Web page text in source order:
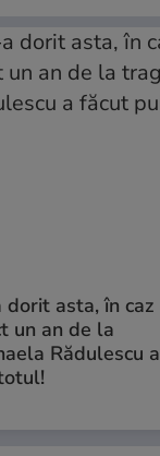
dorit asta, în caz
un an de la
Rădulescu a